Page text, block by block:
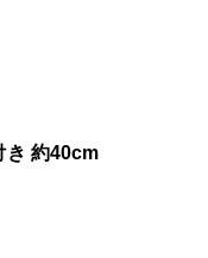
き 約40cm